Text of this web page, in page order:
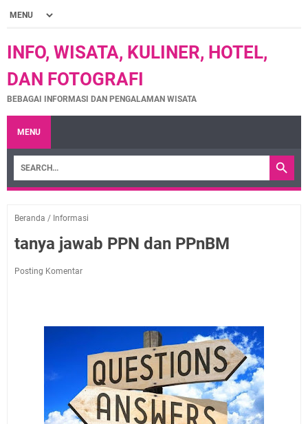
INFO, WISATA, KULINER, HOTEL,
DAN FOTOGRAFI
BEBAGAI INFORMASI DAN PENGALAMAN WISATA
MENU
Beranda / Informasi
tanya jawab PPN dan PPnBM
Posting Komentar